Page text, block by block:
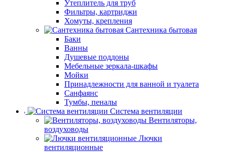
Утеплитель для труб
Фильтры, картриджи
Хомуты, крепления
Сантехника бытовая
Баки
Ванны
Душевые поддоны
Мебельные зеркала-шкафы
Мойки
Принадлежности для ванной и туалета
Санфаянс
Тумбы, пеналы
Система вентиляции
Вентиляторы,
воздуховоды
Лючки
вентиляционные